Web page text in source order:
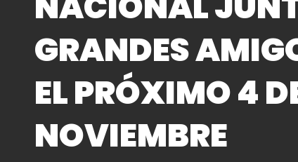
GRANDES
EL PRÓXIMO 4
NOVIEMBRE